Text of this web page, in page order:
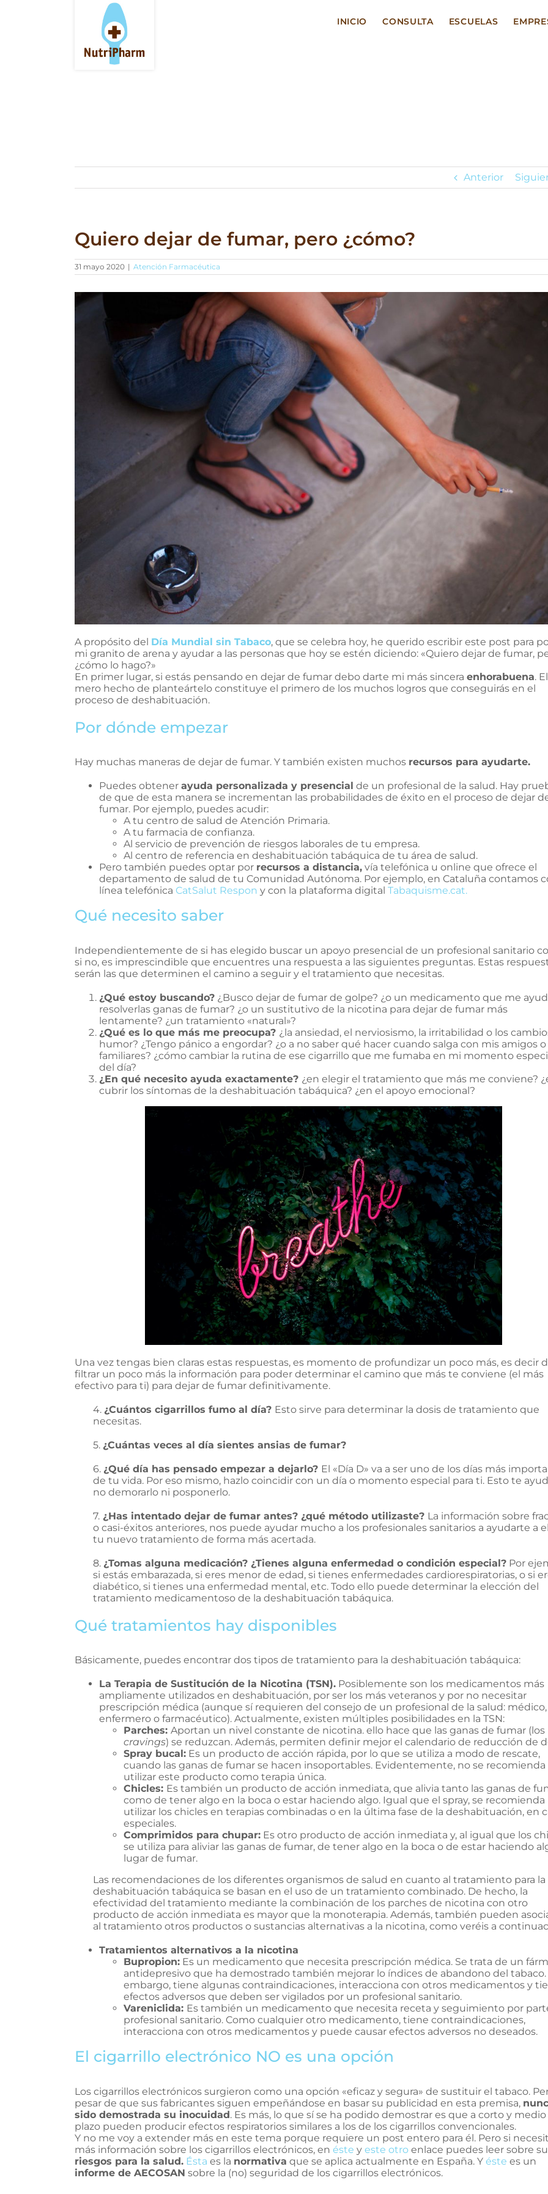
INICIO CONSULTA ESCUELAS
Anterior
Quiero dejar de fumar, pero ¿cómo?
31 mayo 2020 | Atención Farmacéutica
A propósito del Día Mundial sin Tabaco, que se celebra hoy, he querido escribir este post para
mi granito de arena y ayudar a las personas que hoy se estén diciendo: «Quiero dejar de fumar,
¿cómo lo hago?»
En primer lugar, si estás pensando en dejar de fumar debo darte mi más sincera enhorabuena. El
mero hecho de planteártelo constituye el primero de los muchos logros que conseguirás en el
proceso de deshabituación.
Por dónde empezar
Hay muchas maneras de dejar de fumar. Y también existen muchos recursos para ayudarte.
Puedes obtener ayuda personalizada y presencial de un profesional de la salud. Hay
de que de esta manera se incrementan las probabilidades de éxito en el proceso de dejar
fumar. Por ejemplo, puedes acudir:
A tu centro de salud de Atención Primaria.
A tu farmacia de confianza.
Al servicio de prevención de riesgos laborales de tu empresa.
Al centro de referencia en deshabituación tabáquica de tu área de salud.
Pero también puedes optar por recursos a distancia, vía telefónica u online que ofrece el
departamento de salud de tu Comunidad Autónoma. Por ejemplo, en Cataluña contamos
línea telefónica CatSalut Respon y con la plataforma digital Tabaquisme.cat.
Qué necesito saber
Independientemente de si has elegido buscar un apoyo presencial de un profesional sanitario
si no, es imprescindible que encuentres una respuesta a las siguientes preguntas. Estas
serán las que determinen el camino a seguir y el tratamiento que necesitas.
¿Qué estoy buscando? ¿Busco dejar de fumar de golpe? ¿o un medicamento que me
resolverlas ganas de fumar? ¿o un sustitutivo de la nicotina para dejar de fumar más
lentamente? ¿un tratamiento «natural»?
¿Qué es lo que más me preocupa? ¿la ansiedad, el nerviosismo, la irritabilidad o los
humor? ¿Tengo pánico a engordar? ¿o a no saber qué hacer cuando salga con mis amigos o
familiares? ¿cómo cambiar la rutina de ese cigarrillo que me fumaba en mi momento
del día?
¿En qué necesito ayuda exactamente? ¿en elegir el tratamiento que más me conviene?
cubrir los síntomas de la deshabituación tabáquica? ¿en el apoyo emocional?
Una vez tengas bien claras estas respuestas, es momento de profundizar un poco más, es decir
filtrar un poco más la información para poder determinar el camino que más te conviene (el más
efectivo para ti) para dejar de fumar definitivamente.
4. ¿Cuántos cigarrillos fumo al día? Esto sirve para determinar la dosis de tratamiento que
necesitas.
5. ¿Cuántas veces al día sientes ansias de fumar?
6. ¿Qué día has pensado empezar a dejarlo? El «Día D» va a ser uno de los días más
de tu vida. Por eso mismo, hazlo coincidir con un día o momento especial para ti. Esto te
no demorarlo ni posponerlo.
7. ¿Has intentado dejar de fumar antes? ¿qué método utilizaste? La información sobre
o casi-éxitos anteriores, nos puede ayudar mucho a los profesionales sanitarios a ayudarte a
tu nuevo tratamiento de forma más acertada.
8. ¿Tomas alguna medicación? ¿Tienes alguna enfermedad o condición especial? Por
si estás embarazada, si eres menor de edad, si tienes enfermedades cardiorespiratorias, o si
diabético, si tienes una enfermedad mental, etc. Todo ello puede determinar la elección del
tratamiento medicamentoso de la deshabituación tabáquica.
Qué tratamientos hay disponibles
Básicamente, puedes encontrar dos tipos de tratamiento para la deshabituación tabáquica:
La Terapia de Sustitución de la Nicotina (TSN). Posiblemente son los medicamentos más
ampliamente utilizados en deshabituación, por ser los más veteranos y por no necesitar
prescripción médica (aunque sí requieren del consejo de un profesional de la salud: médico,
enfermero o farmacéutico). Actualmente, existen múltiples posibilidades en la TSN:
Parches: Aportan un nivel constante de nicotina. ello hace que las ganas de fumar (los
cravings) se reduzcan. Además, permiten definir mejor el calendario de reducción de
Spray bucal: Es un producto de acción rápida, por lo que se utiliza a modo de rescate,
cuando las ganas de fumar se hacen insoportables. Evidentemente, no se recomienda
utilizar este producto como terapia única.
Chicles: Es también un producto de acción inmediata, que alivia tanto las ganas de
como de tener algo en la boca o estar haciendo algo. Igual que el spray, se recomienda
utilizar los chicles en terapias combinadas o en la última fase de la deshabituación, en
especiales.
Comprimidos para chupar: Es otro producto de acción inmediata y, al igual que los
se utiliza para aliviar las ganas de fumar, de tener algo en la boca o de estar haciendo
lugar de fumar.
Las recomendaciones de los diferentes organismos de salud en cuanto al tratamiento para la
deshabituación tabáquica se basan en el uso de un tratamiento combinado. De hecho, la
efectividad del tratamiento mediante la combinación de los parches de nicotina con otro
producto de acción inmediata es mayor que la monoterapia. Además, también pueden
al tratamiento otros productos o sustancias alternativas a la nicotina, como veréis a
Tratamientos alternativos a la nicotina
Bupropion: Es un medicamento que necesita prescripción médica. Se trata de un
antidepresivo que ha demostrado también mejorar lo índices de abandono del tabaco.
embargo, tiene algunas contraindicaciones, interacciona con otros medicamentos y
efectos adversos que deben ser vigilados por un profesional sanitario.
Vareniclida: Es también un medicamento que necesita receta y seguimiento por
profesional sanitario. Como cualquier otro medicamento, tiene contraindicaciones,
interacciona con otros medicamentos y puede causar efectos adversos no deseados.
El cigarrillo electrónico NO es una opción
Los cigarrillos electrónicos surgieron como una opción «eficaz y segura» de sustituir el tabaco.
pesar de que sus fabricantes siguen empeñándose en basar su publicidad en esta premisa,
sido demostrada su inocuidad. Es más, lo que sí se ha podido demostrar es que a corto y medio
plazo pueden producir efectos respiratorios similares a los de los cigarrillos convencionales.
Y no me voy a extender más en este tema porque requiere un post entero para él. Pero si
más información sobre los cigarrillos electrónicos, en éste y este otro enlace puedes leer sobre
riesgos para la salud. Ésta es la normativa que se aplica actualmente en España. Y éste es un
informe de AECOSAN sobre la (no) seguridad de los cigarrillos electrónicos.